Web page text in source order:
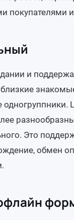
покупателями
и
Это
обмен